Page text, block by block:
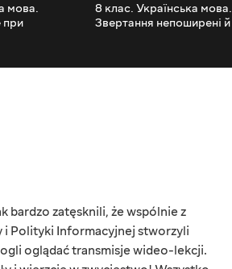
мова.
при
8 клас. Українська мова.
Звертання непоширені й
bardzo zatęsknili, że wspólnie z
i Polityki Informacyjnej stworzyli
oglądać transmisje wideo-lekcji.